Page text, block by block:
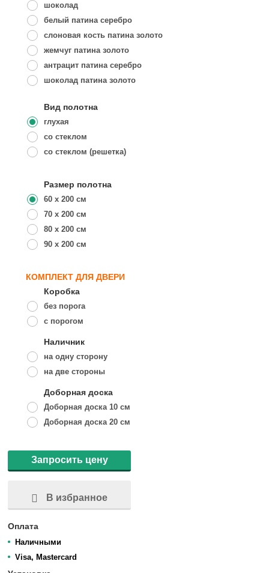
шоколад
белый патина серебро
слоновая кость патина золото
жемчуг патина золото
антрацит патина серебро
шоколад патина золото
Вид полотна
глухая
со стеклом
со стеклом (решетка)
Размер полотна
60 x 200 см
70 x 200 см
80 x 200 см
90 x 200 см
КОМПЛЕКТ ДЛЯ ДВЕРИ
Коробка
без порога
с порогом
Наличник
на одну сторону
на две стороны
Доборная доска
Доборная доска 10 см
Доборная доска 20 см
Запросить цену
В избранное
Оплата
Наличными
Visa, Mastercard